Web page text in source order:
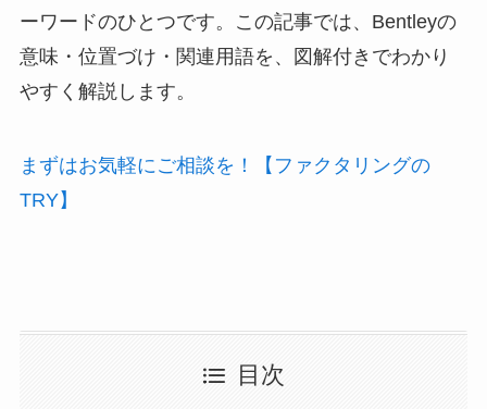
ーワードのひとつです。この記事では、Bentleyの
意味・位置づけ・関連用語を、図解付きでわかり
やすく解説します。
まずはお気軽にご相談を！【ファクタリングの
TRY】
目次